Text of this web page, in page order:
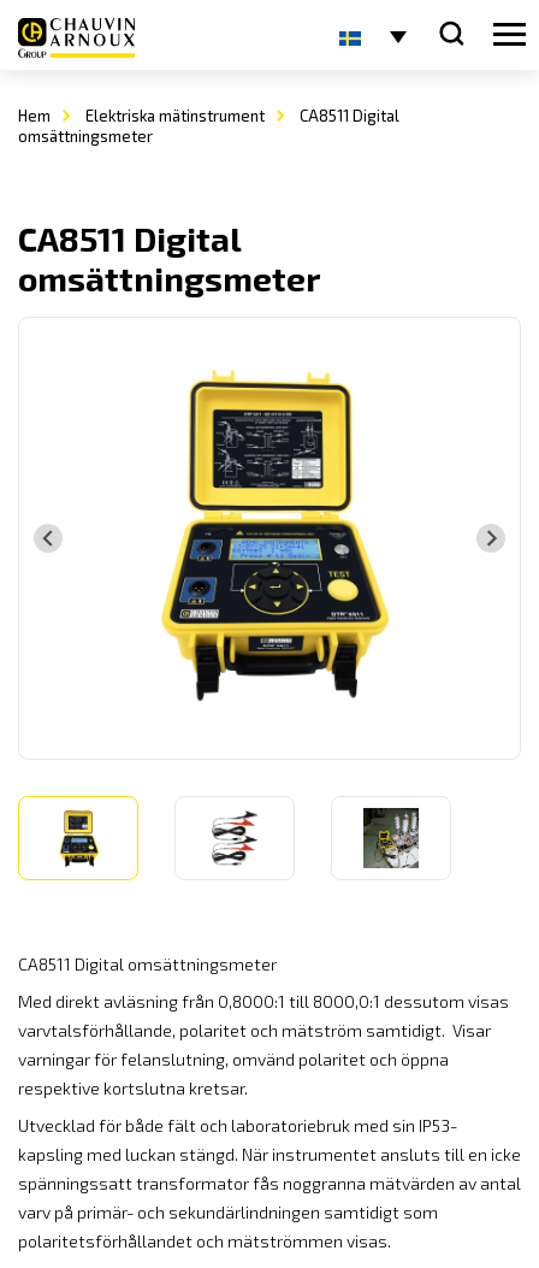
Hem Elektriska mätinstrument
CA8511 Digital
omsättningsmeter
CA8511 Digital
omsättningsmeter
CA8511 Digital omsättningsmeter
Med direkt avläsning från 0,8000:1 till 8000,0:1 dessutom visas
varvtalsförhållande, polaritet och mätström samtidigt. Visar
varningar för felanslutning, omvänd polaritet och öppna
respektive kortslutna kretsar.
Utvecklad för både fält och laboratoriebruk med sin IP53-
kapsling med luckan stängd. När instrumentet ansluts till en icke
spänningssatt transformator fås noggranna mätvärden av antal
varv på primär- och sekundärlindningen samtidigt som
polaritetsförhållandet och mätströmmen visas.